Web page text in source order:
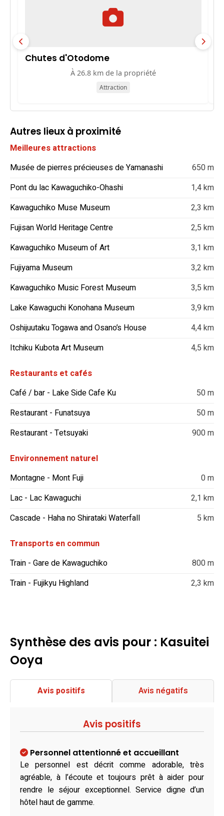
Chutes d'Otodome
À 26.8 km de la propriété
Attraction
Autres lieux à proximité
Meilleures attractions
Musée de pierres précieuses de Yamanashi
650 m
Pont du lac Kawaguchiko-Ohashi
1,4 km
Kawaguchiko Muse Museum
2,3 km
Fujisan World Heritage Centre
2,5 km
Kawaguchiko Museum of Art
3,1 km
Fujiyama Museum
3,2 km
Kawaguchiko Music Forest Museum
3,5 km
Lake Kawaguchi Konohana Museum
3,9 km
Oshijuutaku Togawa and Osano’s House
4,4 km
Itchiku Kubota Art Museum
4,5 km
Restaurants et cafés
Café / bar - Lake Side Cafe Ku
50 m
Restaurant - Funatsuya
50 m
Restaurant - Tetsuyaki
900 m
Environnement naturel
Montagne - Mont Fuji
0 m
Lac - Lac Kawaguchi
2,1 km
Cascade - Haha no Shirataki Waterfall
5 km
Transports en commun
Train - Gare de Kawaguchiko
800 m
Train - Fujikyu Highland
2,3 km
Synthèse des avis pour : Kasuitei
Ooya
Avis positifs Avis négatifs
Avis positifs
Personnel attentionné et accueillant
Le personnel est décrit comme adorable, très
agréable, à l’écoute et toujours prêt à aider pour
rendre le séjour exceptionnel. Service digne d’un
hôtel haut de gamme.